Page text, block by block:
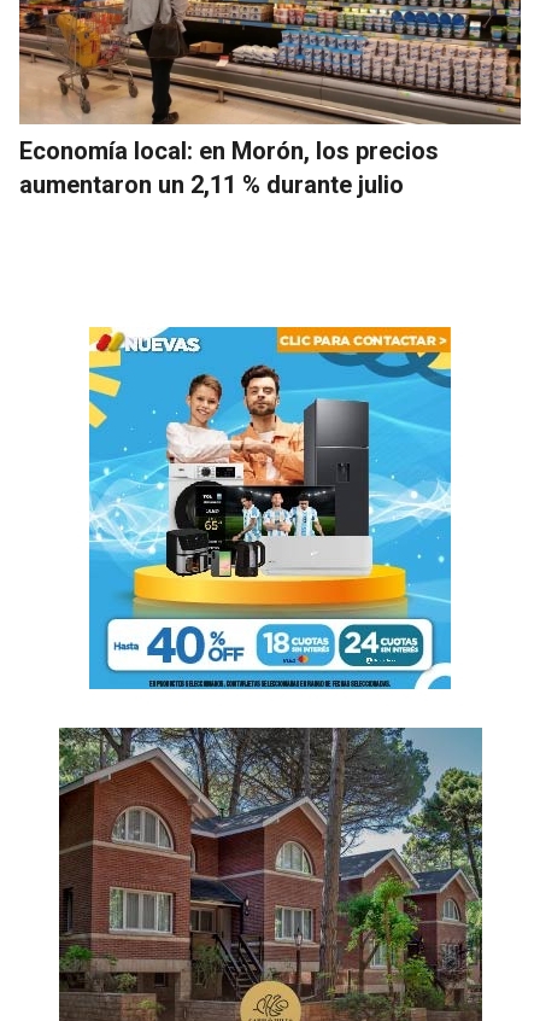
Economía local: en Morón, los precios
aumentaron un 2,11 % durante julio